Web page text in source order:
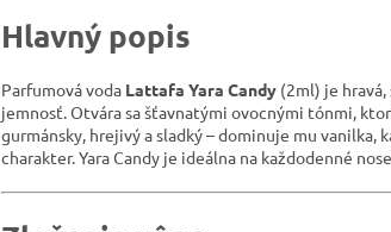
Hlavný popis
Parfumová voda Lattafa Yara Candy (2ml) je
jemnosť. Otvára sa šťavnatými ovocnými tónmi,
gurmánsky, hrejivý a sladký – dominuje mu
charakter. Yara Candy je ideálna na každodenné